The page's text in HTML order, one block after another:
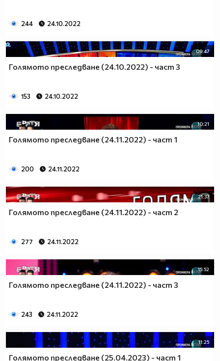
244 24.10.2022
09:47
Голямото преследване (24.10.2022) - част 3
153 24.10.2022
10:21
Голямото преследване (24.11.2022) - част 1
200 24.11.2022
21:37
Голямото преследване (24.11.2022) - част 2
277 24.11.2022
15:52
Голямото преследване (24.11.2022) - част 3
243 24.11.2022
11:25
Голямото преследване (25.04.2023) - част 1